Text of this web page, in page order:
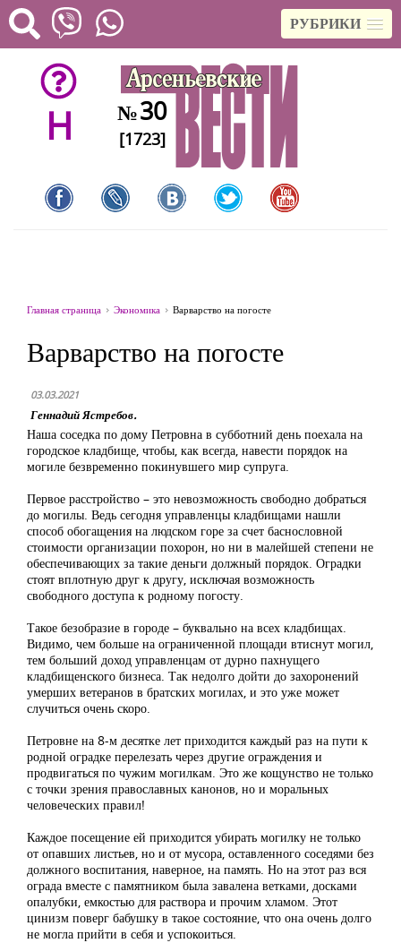
РУБРИКИ
H №30
[1723]
Главная страница Экономика Варварство на погосте
Варварство на погосте
03.03.2021
Геннадий Ястребов.
Наша соседка по дому Петровна в субботний день поехала на
городское кладбище, чтобы, как всегда, навести порядок на
могиле безвременно покинувшего мир супруга.
Первое расстройство – это невозможность свободно добраться
до могилы. Ведь сегодня управленцы кладбищами нашли
способ обогащения на людском горе за счет баснословной
стоимости организации похорон, но ни в малейшей степени не
обеспечивающих за такие деньги должный порядок. Оградки
стоят вплотную друг к другу, исключая возможность
свободного доступа к родному погосту.
Такое безобразие в городе – буквально на всех кладбищах.
Видимо, чем больше на ограниченной площади втиснут могил,
тем больший доход управленцам от дурно пахнущего
кладбищенского бизнеса. Так недолго дойти до захоронений
умерших ветеранов в братских могилах, и это уже может
случиться очень скоро.
Петровне на 8-м десятке лет приходится каждый раз на пути к
родной оградке перелезать через другие ограждения и
продвигаться по чужим могилкам. Это же кощунство не только
с точки зрения православных канонов, но и моральных
человеческих правил!
Каждое посещение ей приходится убирать могилку не только
от опавших листьев, но и от мусора, оставленного соседями без
должного воспитания, наверное, на память. Но на этот раз вся
ограда вместе с памятником была завалена ветками, досками
опалубки, емкостью для раствора и прочим хламом. Этот
цинизм поверг бабушку в такое состояние, что она очень долго
не могла прийти в себя и успокоиться.